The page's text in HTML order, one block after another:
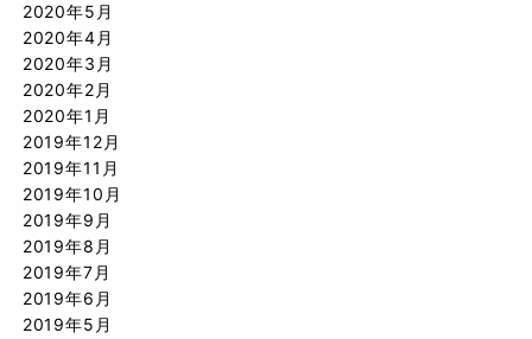
2020年5月
2020年4月
2020年3月
2020年2月
2020年1月
2019年12月
2019年11月
2019年10月
2019年9月
2019年8月
2019年7月
2019年6月
2019年5月